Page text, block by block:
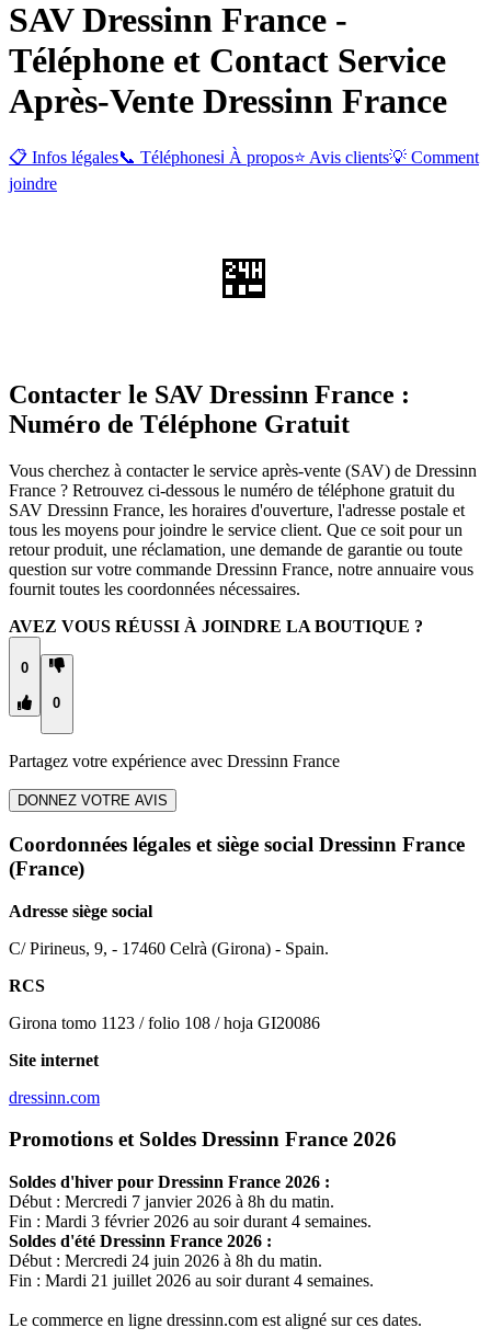
SAV Dressinn France -
Téléphone et Contact Service
Après-Vente Dressinn France
📋 Infos légales📞 Téléphonesℹ️ À propos⭐ Avis clients💡 Comment
joindre
🏪
Contacter le SAV Dressinn France :
Numéro de Téléphone Gratuit
Vous cherchez à contacter le service après-vente (SAV) de Dressinn
France ? Retrouvez ci-dessous le numéro de téléphone gratuit du
SAV Dressinn France, les horaires d'ouverture, l'adresse postale et
tous les moyens pour joindre le service client. Que ce soit pour un
retour produit, une réclamation, une demande de garantie ou toute
question sur votre commande Dressinn France, notre annuaire vous
fournit toutes les coordonnées nécessaires.
AVEZ VOUS RÉUSSI À JOINDRE LA BOUTIQUE ?
0
0
Partagez votre expérience avec Dressinn France
DONNEZ VOTRE AVIS
Coordonnées légales et siège social Dressinn France
(France)
Adresse siège social
C/ Pirineus, 9, - 17460 Celrà (Girona) - Spain.
RCS
Girona tomo 1123 / folio 108 / hoja GI20086
Site internet
dressinn.com
Promotions et Soldes Dressinn France 2026
Soldes d'hiver pour Dressinn France 2026 :
Début : Mercredi 7 janvier 2026 à 8h du matin.
Fin : Mardi 3 février 2026 au soir durant 4 semaines.
Soldes d'été Dressinn France 2026 :
Début : Mercredi 24 juin 2026 à 8h du matin.
Fin : Mardi 21 juillet 2026 au soir durant 4 semaines.
Le commerce en ligne dressinn.com est aligné sur ces dates.